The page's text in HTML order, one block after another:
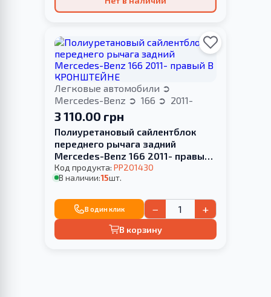
Легковые автомобили
Mercedes-Benz
166 2011-
3 110.00 грн
Полиуретановый сайлентблок
переднего рычага задний
Mercedes-Benz 166 2011- правый
В КРОНШТЕЙНЕ
Код продукта: PP201430
В наличии:15шт.
В один клик − +
В корзину